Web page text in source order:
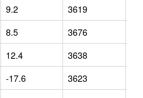
9.2 3619
8.5 3676
12.4 3638
-17.6 3623